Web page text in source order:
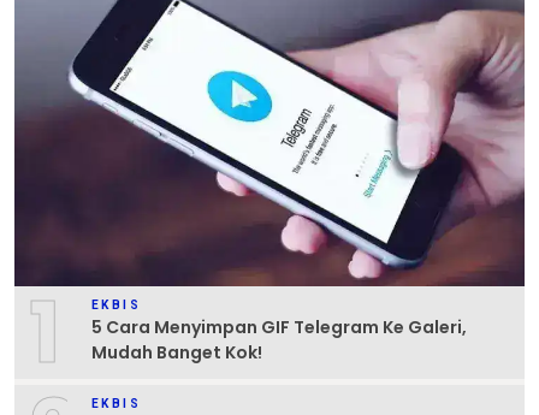
1 EKBIS
5 Cara Menyimpan GIF Telegram Ke Galeri,
Mudah Banget Kok!
EKBIS